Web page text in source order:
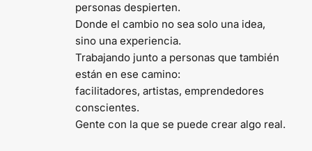
personas despierten.
Donde el cambio no sea solo una idea,
sino una experiencia.
Trabajando junto a personas que también
están en ese camino:
facilitadores, artistas, emprendedores
conscientes.
Gente con la que se puede crear algo real.